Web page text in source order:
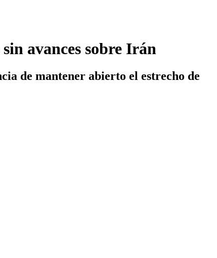
avances sobre Irán
de mantener abierto el estrecho de